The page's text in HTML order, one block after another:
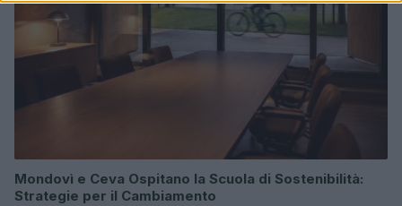
Mondovì e Ceva Ospitano la Scuola di Sostenibilità:
Strategie per il Cambiamento